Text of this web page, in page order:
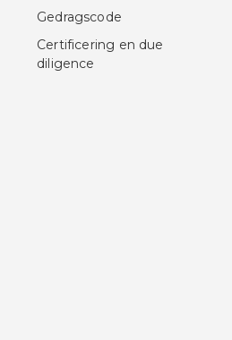
Gedragscode
Certificering en due
diligence